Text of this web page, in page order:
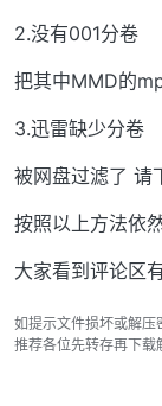
2.没有001分卷
把其中MMD的
3.迅雷缺少分卷
被网盘过滤了 请
按照以上方法依
大家看到评论区
如提示文件损坏或解压
推荐各位先转存再下载